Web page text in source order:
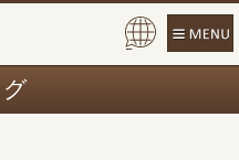
Pow